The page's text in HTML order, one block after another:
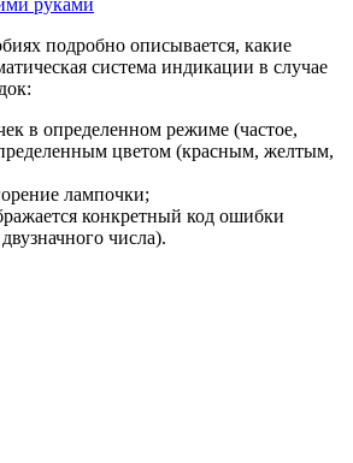
подробно описывается, какие
система индикации в случае
в определенном режиме (частое,
цветом (красным, желтым,
лампочки;
конкретный код ошибки
числа).